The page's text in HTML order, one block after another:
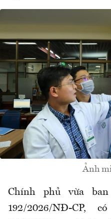
Ảnh
Chính phủ vừa
192/2026/NĐ-CP,